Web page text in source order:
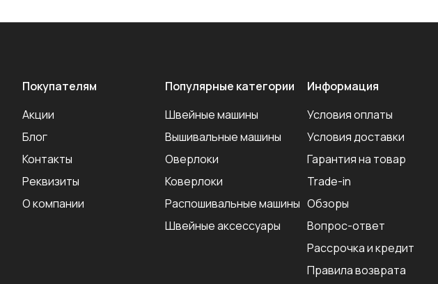
Покупателям
Акции
Блог
Контакты
Реквизиты
О компании
Популярные категории
Швейные машины
Вышивальные машины
Оверлоки
Коверлоки
Распошивальные машины
Швейные аксеcсуары
Информация
Условия оплаты
Условия доставки
Гарантия на товар
Trade-in
Обзоры
Вопрос-ответ
Рассрочка и кредит
Правила возврата